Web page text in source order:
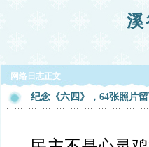
溪
网络日志正文
纪念《六四》，64张照片